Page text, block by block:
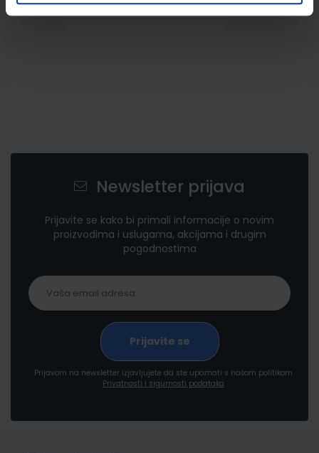
Newsletter prijava
Prijavite se kako bi primali informacije o novim
proizvodima i uslugama, akcijama i drugim
pogodnostima
Prijavom na newsletter izjavljujete da ste upoznati s našom politikom
Privatnosti i sigurnosti podataka